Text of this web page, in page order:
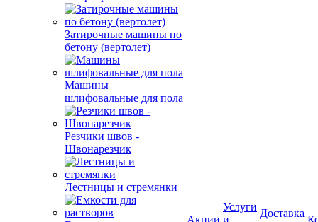
Затирочные машины по
бетону (вертолет)
Машины
шлифовальные для пола
Резчики швов -
Швонарезчик
Лестницы и стремянки
Акции
Услуги
и
Доставка